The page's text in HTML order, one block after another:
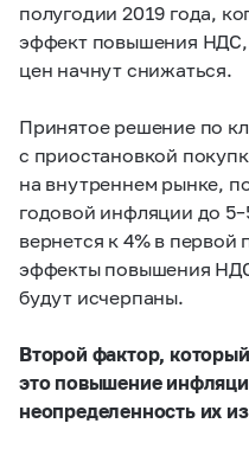
полугодии 2019 года,
эффект повышения НДС,
цен начнут снижаться.
Принятое решение по
с приостановкой
на внутреннем рынке,
годовой инфляции до
вернется к 4% в первой
эффекты повышения
будут исчерпаны.
Второй фактор,
это повышение
неопределенность их